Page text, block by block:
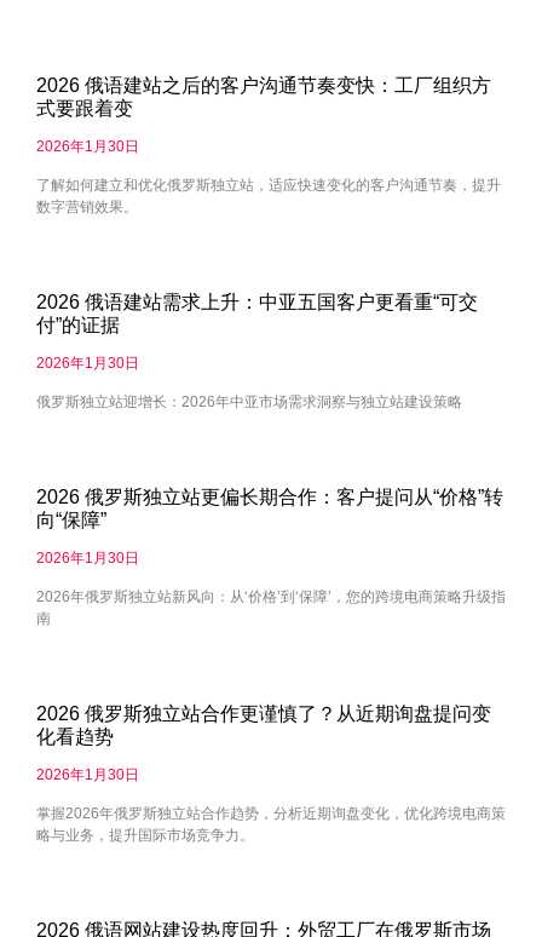
2026 俄语建站之后的客户沟通节奏变快：工厂组织方
式要跟着变
2026年1月30日
了解如何建立和优化俄罗斯独立站，适应快速变化的客户沟通节奏，提升
数字营销效果。
2026 俄语建站需求上升：中亚五国客户更看重“可交
付”的证据
2026年1月30日
俄罗斯独立站迎增长：2026年中亚市场需求洞察与独立站建设策略
2026 俄罗斯独立站更偏长期合作：客户提问从“价格”转
向“保障”
2026年1月30日
2026年俄罗斯独立站新风向：从‘价格’到‘保障’，您的跨境电商策略升级指
南
2026 俄罗斯独立站合作更谨慎了？从近期询盘提问变
化看趋势
2026年1月30日
掌握2026年俄罗斯独立站合作趋势，分析近期询盘变化，优化跨境电商策
略与业务，提升国际市场竞争力。
2026 俄语网站建设热度回升：外贸工厂在俄罗斯市场